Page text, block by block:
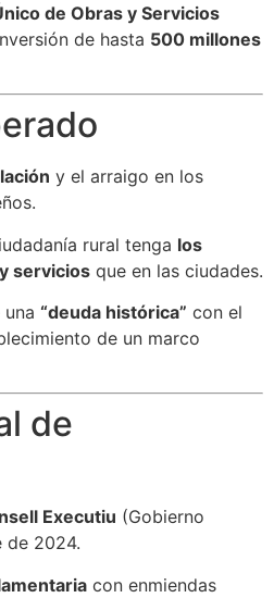
de Obras y Servicios
de hasta 500 millones
y el arraigo en los
rural tenga los
servicios que en las ciudades.
“deuda histórica” con el
de un marco
de
Executiu (Gobierno
de 2024.
con enmiendas